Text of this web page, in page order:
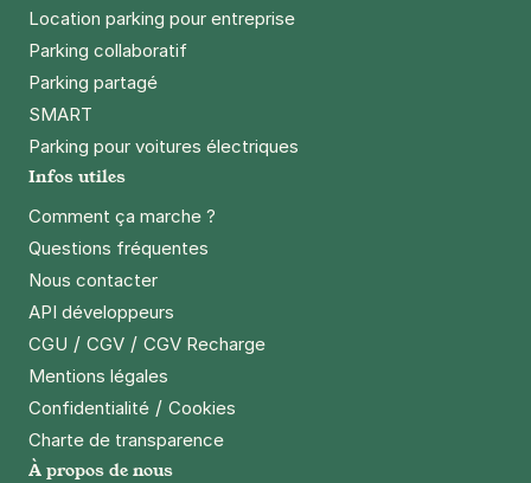
Location parking pour entreprise
Parking collaboratif
Parking partagé
SMART
Parking pour voitures électriques
Infos utiles
Comment ça marche ?
Questions fréquentes
Nous contacter
API développeurs
CGU / CGV / CGV Recharge
Mentions légales
Confidentialité / Cookies
Charte de transparence
À propos de nous